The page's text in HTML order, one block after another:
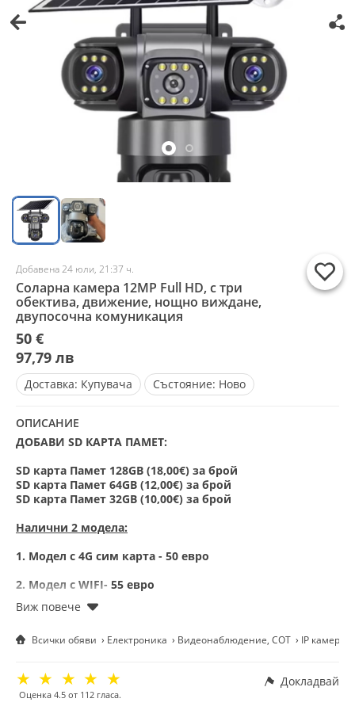
Добавена 24 юли, 21:37 ч.
Соларна камера 12MP Full HD, с три
обектива, движение, нощно виждане,
двупосочна комуникация
50 €
97,79 лв
Доставка: Купувача Състояние: Ново
ОПИСАНИЕ
ДОБАВИ SD КАРТА ПАМЕТ:
SD карта Памет 128GB (18,00€) за брой
SD карта Памет 64GB (12,00€) за брой
SD карта Памет 32GB (10,00€) за брой
Налични 2 модела:
1. Модел с 4G сим карта - 50 евро
2. Модел с WIFI- 55 евро
Соларна камера за външно наблюдение – 12MP Full HD,
комуникация, IP66
Открийте модерното и автономно решение за външна
сигурност! Тази камера за наблюдение със соларен панел
Всички обяви Електроника Видеонаблюдение, СОТ IP камери
☆
☆
☆
☆
☆
Оценка4.5 от 112 гласа.
Докладвай